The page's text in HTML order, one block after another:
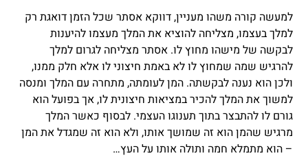
למעשה קורה משהו מעניין, דווקא אסתר שכל הזמן דואגת רק
למלך בעצמו, מצליחה להוציא את המלך מעצמו להיענות
לבקשה של מישהו מחוץ לו. אסתר מצליחה לגרום למלך
להרגיש שמה שמחוץ לו לא באמת חיצוני לו אלא חלק ממנו,
ולכן הוא נענה לבקשתה. המן לעומתה, מתחרה עם המלך ומנסה
למשוך את המלך להכיר במציאות חיצונית לו, אך בפועל הוא
גורם לו להתבצר בתוך תענוגו העצמי. לבסוף כאשר המלך
מרגיש שהמן הוא זה שמושך אותו, ולא הוא זה שמגדל את המן
– הוא מתמלא חמה ותולה אותו על העץ…